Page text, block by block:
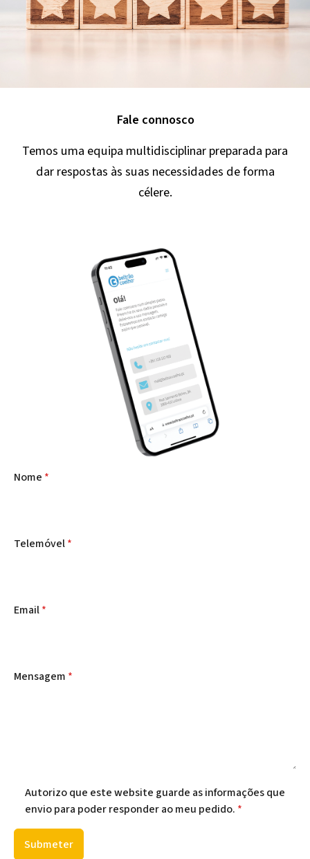
Fale connosco
Temos uma equipa multidisciplinar preparada para
dar respostas às suas necessidades de forma
célere.
Nome *
Telemóvel*
Email*
Mensagem *
Autorizo que este website guarde as informações que
envio para poder responder ao meu pedido. *
Submeter